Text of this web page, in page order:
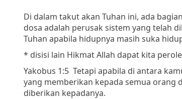
Di dalam takut akan Tuhan ini, ada
dosa adalah perusak sistem yang telah
Tuhan apabila hidupnya masih suka
* disisi lain Hikmat Allah dapat kita
Yakobus 1:5 Tetapi apabila di antara
yang memberikan kepada semua
diberikan kepadanya.